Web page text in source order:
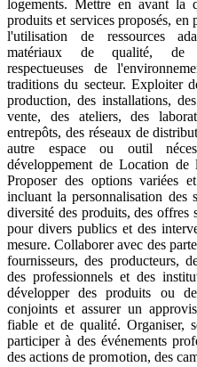
logements. Mettre en avant la
produits et services proposés, en
l'utilisation de ressources
matériaux de qualité, de
respectueuses de
traditions du secteur. Exploiter
production, des installations,
vente, des ateliers, des
entrepôts, des réseaux de
autre espace ou outil
développement de Location de
Proposer des options variées et
incluant la personnalisation des
diversité des produits, des offres
pour divers publics et des
mesure. Collaborer avec des
fournisseurs, des producteurs,
des professionnels et des
développer des produits ou
conjoints et assurer un
fiable et de qualité. Organiser,
participer à des événements
des actions de promotion, des